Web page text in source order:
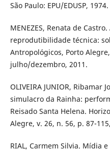
São Paulo: EPU/EDUSP, 1974.
MENEZES, Renata de
reprodutibilidade técnica:
Antropológicos, Porto
julho/dezembro, 2011.
OLIVEIRA JUNIOR, Ribamar
simulacro da Rainha:
Reisado Santa Helena.
Alegre, v. 26, n. 56, p. 87-
RIAL, Carmem Silvia. Mídia